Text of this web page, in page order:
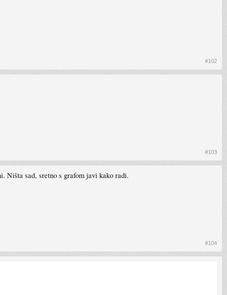
#102
#103
Ništa sad, sretno s grafom javi kako radi.
#104